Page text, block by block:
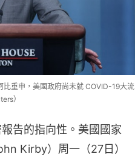
重申，美國政府尚未就 COVID-19大流
）
告的指向性。美國國家
Kirby）周一（27日）